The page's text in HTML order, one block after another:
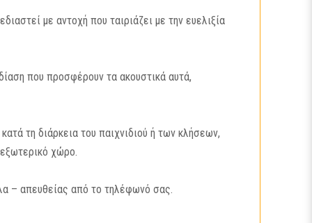
με αντοχή που ταιριάζει με την ευελιξία
που προσφέρουν τα ακουστικά αυτά,
τη διάρκεια του παιχνιδιού ή των κλήσεων,
χώρο.
– απευθείας από το τηλέφωνό σας.